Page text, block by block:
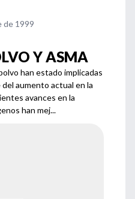
de 1999
Y ASMA
han estado implicadas
aumento actual en la
avances en la
han mej...